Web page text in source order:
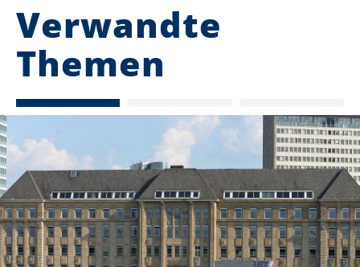
Verwandte
Themen